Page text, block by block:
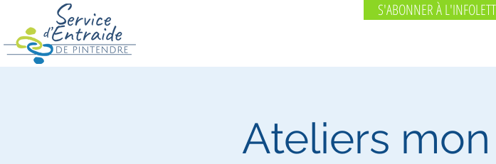
S'ABONNER À
Ateliers